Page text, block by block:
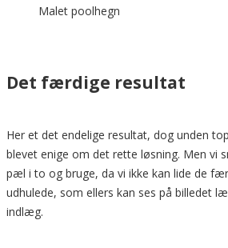
Malet poolhegn
Det færdige resultat
Her et det endelige resultat, dog unden
blevet enige om det rette løsning. Men vi
pæl i to og bruge, da vi ikke kan lide de
udhulede, som ellers kan ses på billedet
indlæg.